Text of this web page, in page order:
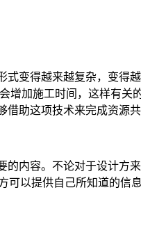
式变得越来越复杂，变得
增加施工时间，这样有
助这项技术来完成资源
的内容。不论对于设计方
可以提供自己所知道的信